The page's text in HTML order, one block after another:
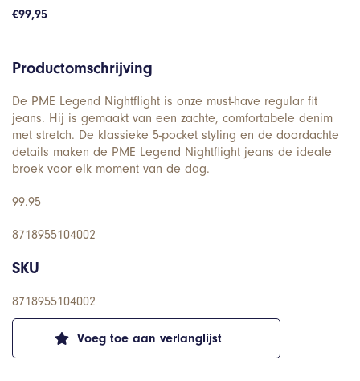
€99,95
Voeg toe aan verlanglijst
Productomschrijving
De PME Legend Nightflight is onze must-have regular fit
jeans. Hij is gemaakt van een zachte, comfortabele denim
met stretch. De klassieke 5-pocket styling en de doordachte
details maken de PME Legend Nightflight jeans de ideale
broek voor elk moment van de dag.
99.95
8718955104002
SKU
8718955104002